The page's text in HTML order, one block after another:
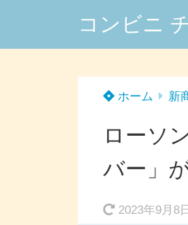
コンビニ
ホーム 新
ローソ
バー」
2023年9月8日